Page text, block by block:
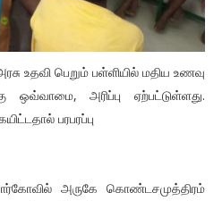
உதவி பெறும் பள்ளியில் மதிய உணவு
ஒவ்வாமை, அரிப்பு ஏற்பட்டுள்ளது.
பரபரப்பு
அருகே கொண்டசமுத்திரம்